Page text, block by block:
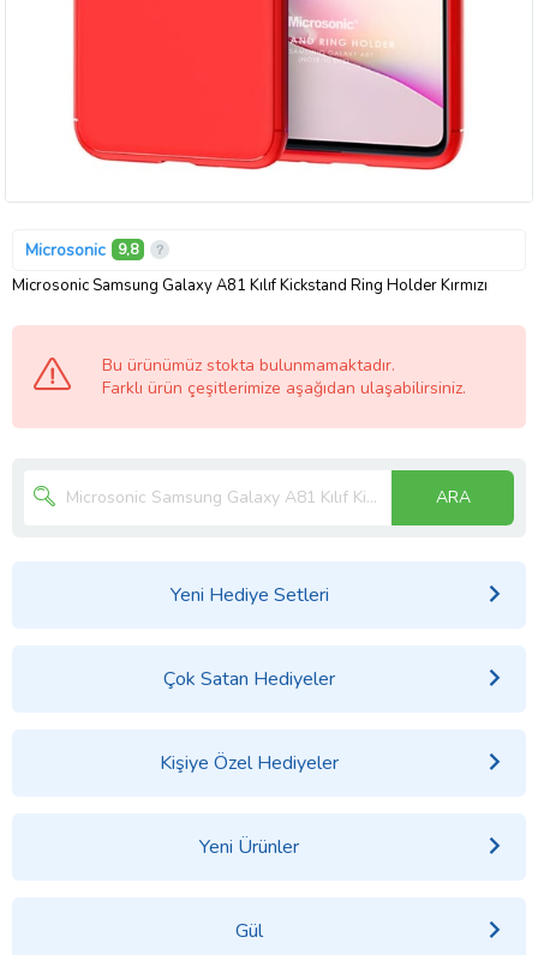
Microsonic 9,8
Microsonic Samsung Galaxy A81 Kılıf Kickstand Ring Holder Kırmızı
Bu ürünümüz stokta bulunmamaktadır.
Farklı ürün çeşitlerimize aşağıdan ulaşabilirsiniz.
ARA
Yeni Hediye Setleri
Çok Satan Hediyeler
Kişiye Özel Hediyeler
Yeni Ürünler
Gül